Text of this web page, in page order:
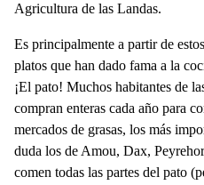
Agricultura de las Landas.
Es principalmente a partir de
platos que han dado fama a la
¡El pato! Muchos habitantes de
compran enteras cada año para
mercados de grasas, los más
duda los de Amou, Dax,
comen todas las partes del pato